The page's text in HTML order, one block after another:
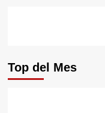
Top del Mes